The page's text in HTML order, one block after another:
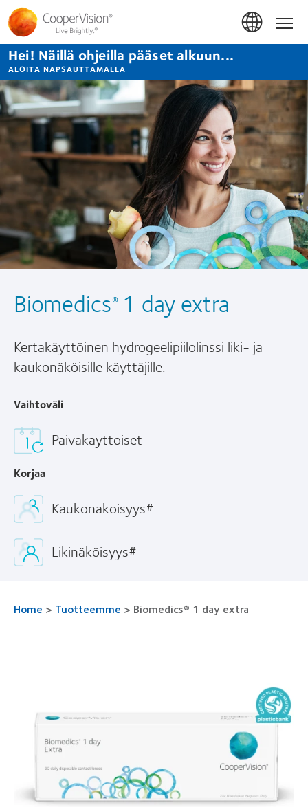
Hyppää
pääsisältöön
Hei! Näillä ohjeilla pääset alkuun...
ALOITA NAPSAUTTAMALLA
Biomedics®1 day extra
Kertakäyttöinen hydrogeelipiilolinssi liki- ja
kaukonäköisille käyttäjille.
Vaihtoväli
Päiväkäyttöiset
Korjaa
Kaukonäköisyys#
Likinäköisyys#
Home > Tuotteemme > Biomedics® 1 day extra